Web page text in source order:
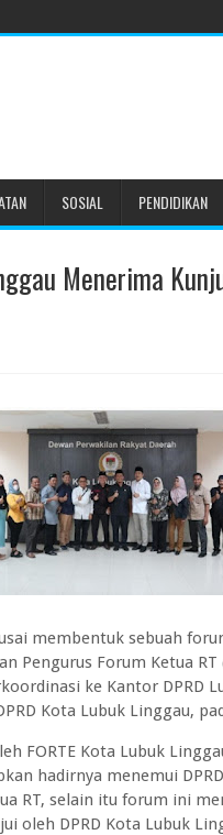
SOSIAL PENDIDIKAN
Menerima
usai membentuk sebuah
Pengurus Forum Ketua
ke Kantor DPRD
Kota Lubuk Linggau,
FORTE Kota Lubuk
hadirnya menemui
RT, selain itu forum ini
oleh DPRD Kota Lubuk